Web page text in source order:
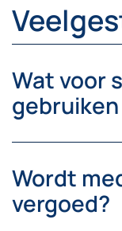
Wat voor
Wordt
vergoed?